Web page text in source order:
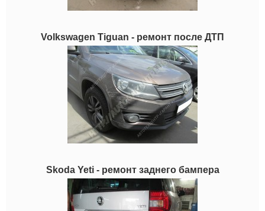
Volkswagen Tiguan - ремонт после ДТП
Skoda Yeti - ремонт заднего бампера